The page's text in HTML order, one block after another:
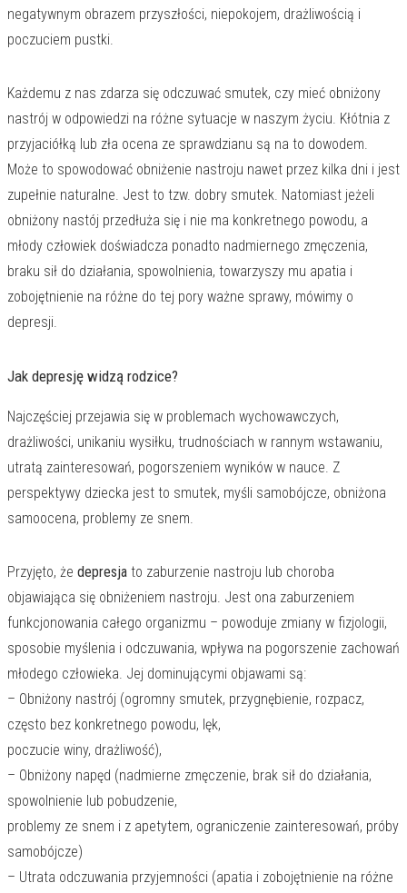
negatywnym obrazem przyszłości, niepokojem, drażliwością i
poczuciem pustki.
Każdemu z nas zdarza się odczuwać smutek, czy mieć obniżony
nastrój w odpowiedzi na różne sytuacje w naszym życiu. Kłótnia z
przyjaciółką lub zła ocena ze sprawdzianu są na to dowodem.
Może to spowodować obniżenie nastroju nawet przez kilka dni i jest
zupełnie naturalne. Jest to tzw. dobry smutek. Natomiast jeżeli
obniżony nastój przedłuża się i nie ma konkretnego powodu, a
młody człowiek doświadcza ponadto nadmiernego zmęczenia,
braku sił do działania, spowolnienia, towarzyszy mu apatia i
zobojętnienie na różne do tej pory ważne sprawy, mówimy o
depresji.
Jak depresję widzą rodzice?
Najczęściej przejawia się w problemach wychowawczych,
drażliwości, unikaniu wysiłku, trudnościach w rannym wstawaniu,
utratą zainteresowań, pogorszeniem wyników w nauce. Z
perspektywy dziecka jest to smutek, myśli samobójcze, obniżona
samoocena, problemy ze snem.
Przyjęto, że depresja to zaburzenie nastroju lub choroba
objawiająca się obniżeniem nastroju. Jest ona zaburzeniem
funkcjonowania całego organizmu – powoduje zmiany w fizjologii,
sposobie myślenia i odczuwania, wpływa na pogorszenie zachowań
młodego człowieka. Jej dominującymi objawami są:
– Obniżony nastrój (ogromny smutek, przygnębienie, rozpacz,
często bez konkretnego powodu, lęk,
poczucie winy, drażliwość),
– Obniżony napęd (nadmierne zmęczenie, brak sił do działania,
spowolnienie lub pobudzenie,
problemy ze snem i z apetytem, ograniczenie zainteresowań, próby
samobójcze)
– Utrata odczuwania przyjemności (apatia i zobojętnienie na różne